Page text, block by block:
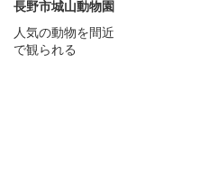
長野市城山動物園
人気の動物を間近
で観られる